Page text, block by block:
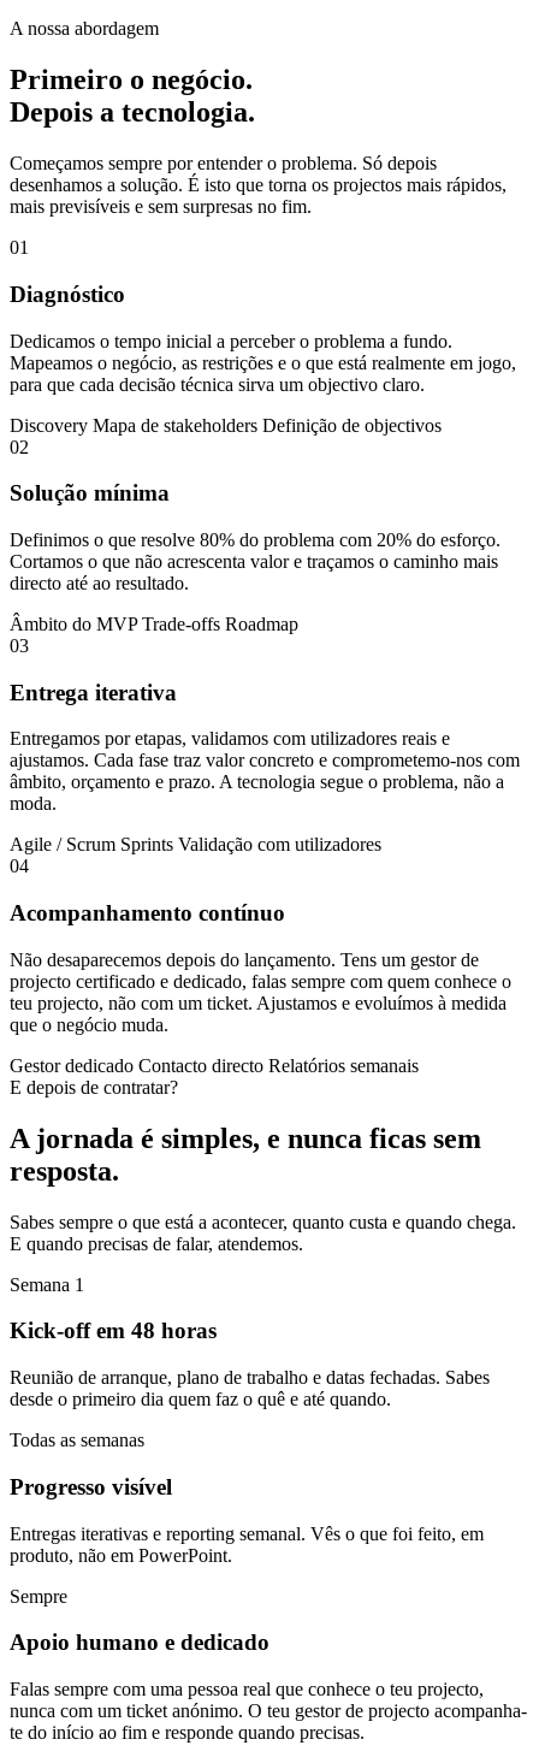
A nossa abordagem
Primeiro o negócio.
Depois a tecnologia.
Começamos sempre por entender o problema. Só depois
desenhamos a solução. É isto que torna os projectos mais rápidos,
mais previsíveis e sem surpresas no fim.
01
Diagnóstico
Dedicamos o tempo inicial a perceber o problema a fundo.
Mapeamos o negócio, as restrições e o que está realmente em jogo,
para que cada decisão técnica sirva um objectivo claro.
Discovery Mapa de stakeholders Definição de objectivos
02
Solução mínima
Definimos o que resolve 80% do problema com 20% do esforço.
Cortamos o que não acrescenta valor e traçamos o caminho mais
directo até ao resultado.
Âmbito do MVP Trade-offs Roadmap
03
Entrega iterativa
Entregamos por etapas, validamos com utilizadores reais e
ajustamos. Cada fase traz valor concreto e comprometemo-nos com
âmbito, orçamento e prazo. A tecnologia segue o problema, não a
moda.
Agile / Scrum Sprints Validação com utilizadores
04
Acompanhamento contínuo
Não desaparecemos depois do lançamento. Tens um gestor de
projecto certificado e dedicado, falas sempre com quem conhece o
teu projecto, não com um ticket. Ajustamos e evoluímos à medida
que o negócio muda.
Gestor dedicado Contacto directo Relatórios semanais
E depois de contratar?
A jornada é simples, e nunca ficas sem
resposta.
Sabes sempre o que está a acontecer, quanto custa e quando chega.
E quando precisas de falar, atendemos.
Semana 1
Kick-off em 48 horas
Reunião de arranque, plano de trabalho e datas fechadas. Sabes
desde o primeiro dia quem faz o quê e até quando.
Todas as semanas
Progresso visível
Entregas iterativas e reporting semanal. Vês o que foi feito, em
produto, não em PowerPoint.
Sempre
Apoio humano e dedicado
Falas sempre com uma pessoa real que conhece o teu projecto,
nunca com um ticket anónimo. O teu gestor de projecto acompanha-
te do início ao fim e responde quando precisas.